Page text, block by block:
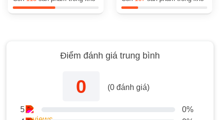
170.000₫.
là:
1.150.000₫.
là:
Điểm đánh giá trung bình
0 (0đánh giá)
5
0%